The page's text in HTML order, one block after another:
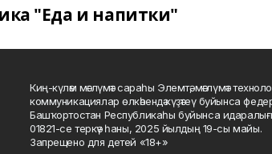
"Еда и напитки"
Киң-күләм мәғлүмәт сараһы Элемтә, мәғлүмәт
коммуникациялар өлкәһендә күҙәтеү буйынса
Башҡортостан Республикаһы буйынса
01821-се теркәү һаны, 2025 йылдың 19-сы майы.
Запрещено для детей «18+»